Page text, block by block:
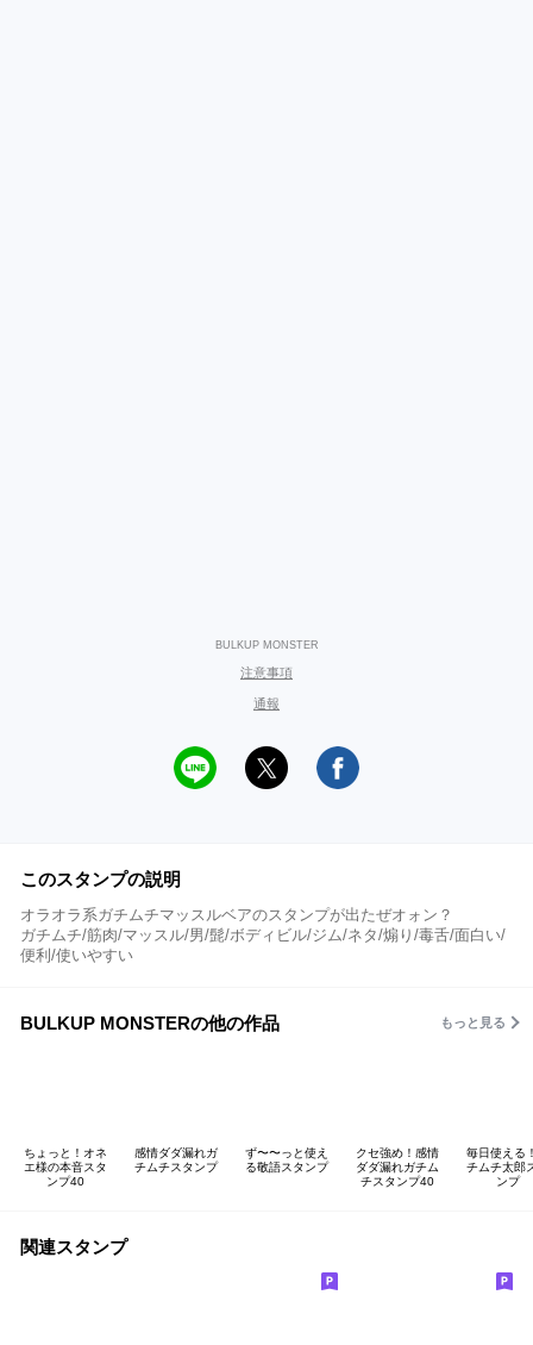
BULKUP MONSTER
注意事項
通報
このスタンプの説明
オラオラ系ガチムチマッスルベアのスタンプが出たぜオォン？
ガチムチ/筋肉/マッスル/男/髭/ボディビル/ジム/ネタ/煽り/毒舌/面白い/
便利/使いやすい
BULKUP MONSTERの他の作品 もっと見る
ちょっと！オネ
エ様の本音スタ
ンプ40
感情ダダ漏れガ
チムチスタンプ
ず〜〜っと使え
る敬語スタンプ
クセ強め！感情
ダダ漏れガチム
チスタンプ40
毎日使える
チムチ太郎
ンプ
関連スタンプ